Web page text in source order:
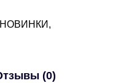
НОВИНКИ ,
(0)